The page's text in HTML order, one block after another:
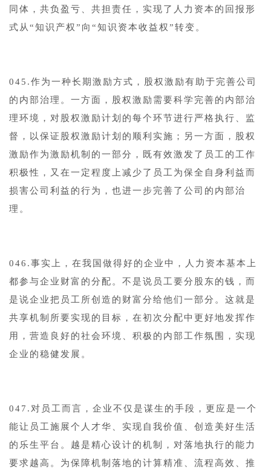
同体，共负盈亏、共担责任，实现了人力资本的回报形
式从“知识产权”向“知识资本收益权”转变。
045.作为一种长期激励方式，股权激励有助于完善公司
的内部治理。一方面，股权激励需要科学完善的内部治
理环境，对股权激励计划的每个环节进行严格执行、监
督，以保证股权激励计划的顺利实施；另一方面，股权
激励作为激励机制的一部分，既有效激发了员工的工作
积极性，又在一定程度上减少了员工为保全自身利益而
损害公司利益的行为，也进一步完善了公司的内部治
理。
046.事实上，在我国做得好的企业中，人力资本基本上
都参与企业财富的分配。不是说员工要分股东的钱，而
是说企业把员工所创造的财富分给他们一部分。这就是
共享机制所要实现的目标，在初次分配中更好地发挥作
用，营造良好的社会环境、积极的内部工作氛围，实现
企业的稳健发展。
047.对员工而言，企业不仅是谋生的手段，更应是一个
能让员工施展个人才华、实现自我价值、创造美好生活
的乐生平台。越是精心设计的机制，对落地执行的能力
要求越高。为保障机制落地的计算精准、流程高效、推